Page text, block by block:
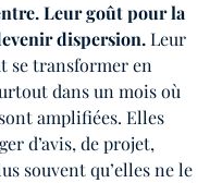
Leur goût pour la
dispersion. Leur
se transformer en
dans un mois où
amplifiées. Elles
d’avis, de projet,
souvent qu’elles ne le